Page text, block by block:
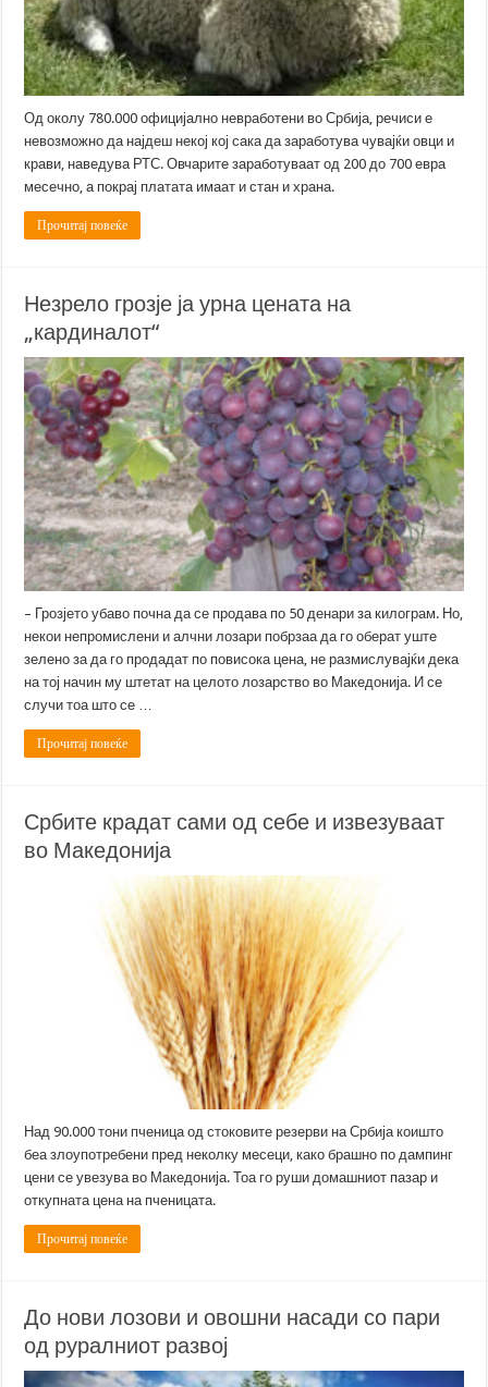
Од околу 780.000 официјално невработени во Србија, речиси е
невозможно да најдеш некој кој сака да заработува чувајќи овци и
крави, наведува РТС. Овчарите заработуваат од 200 до 700 евра
месечно, а покрај платата имаат и стан и храна.
Прочитај повеќе
Незрело грозје ја урна цената на
„кардиналот“
– Грозјето убаво почна да се продава по 50 денари за килограм. Но,
некои непромислени и алчни лозари побрзаа да го оберат уште
зелено за да го продадат по повисока цена, не размислувајќи дека
на тој начин му штетат на целото лозарство во Македонија. И се
случи тоа што се …
Прочитај повеќе
Србите крадат сами од себе и извезуваат
во Македонија
Над 90.000 тони пченица од стоковите резерви на Србија коишто
беа злоупотребени пред неколку месеци, како брашно по дампинг
цени се увезува во Македонија. Тоа го руши домашниот пазар и
откупната цена на пченицата.
Прочитај повеќе
До нови лозови и овошни насади со пари
од руралниот развој